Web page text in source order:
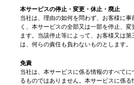
本サービスの停止・変更・休止・廃止
当社は、理由の如何を問わず、お客様に
く、本サービスの全部又は一部を停止、
ます。当該停止等によって、お客様又は
は、何らの責任も負わないものとします。
免責
当社は、本サービスに係る情報のすべて
るものではありません。本サービスに係